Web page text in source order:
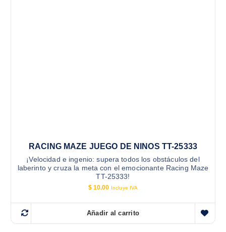
RACING MAZE JUEGO DE NINOS TT-25333
¡Velocidad e ingenio: supera todos los obstáculos del
laberinto y cruza la meta con el emocionante Racing Maze
TT-25333!
$10.00 Incluye IVA
Añadir al carrito